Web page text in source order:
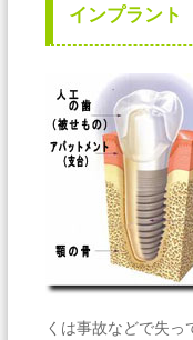
団
善
会
居
宅
介
事
所
インプラント
くは事故などで失